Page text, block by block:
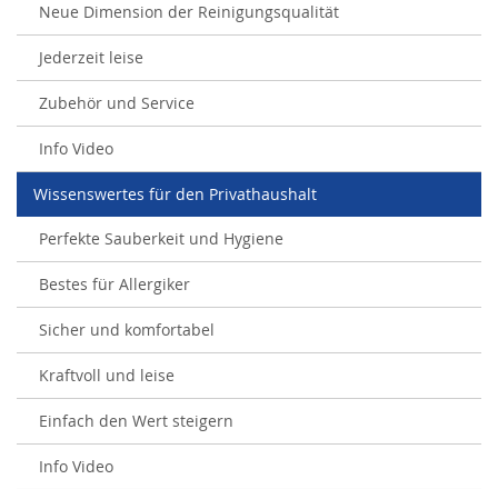
Neue Dimension der Reinigungsqualität
Jederzeit leise
Zubehör und Service
Info Video
Wissenswertes für den Privathaushalt
Perfekte Sauberkeit und Hygiene
Bestes für Allergiker
Sicher und komfortabel
Kraftvoll und leise
Einfach den Wert steigern
Info Video